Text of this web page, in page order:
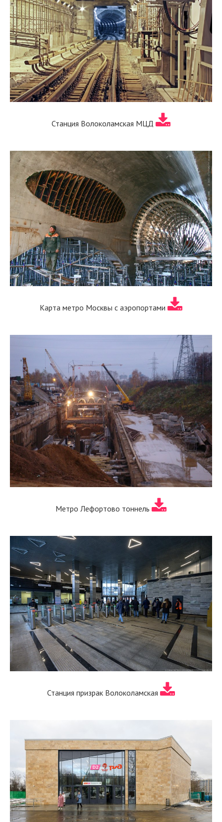
Станция Волоколамская МЦД
Карта метро Москвы с аэропортами
Метро Лефортово тоннель
Станция призрак Волоколамская